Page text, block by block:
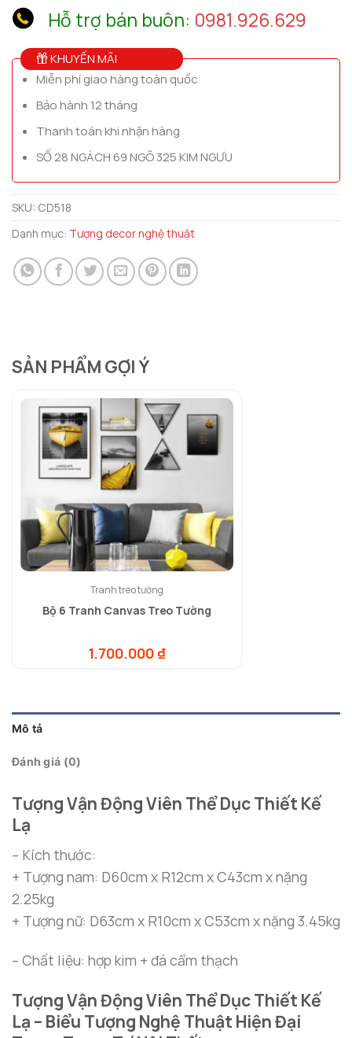
Hỗ trợ bán buôn: 0981.926.629
KHUYẾN MÃI
Miễn phí giao hàng toàn quốc
Bảo hành 12 tháng
Thanh toán khi nhận hàng
SỐ 28 NGÁCH 69 NGÕ 325 KIM NGƯU
SKU: CD518
Danh mục: Tượng decor nghệ thuật
SẢN PHẨM GỢI Ý
Tranh treo tường
Bộ 6 Tranh Canvas Treo Tường
1.700.000₫
Mô tả
Đánh giá (0)
Tượng Vận Động Viên Thể Dục Thiết Kế
Lạ
– Kích thước:
+ Tượng nam: D60cm x R12cm x C43cm x nặng
2.25kg
+ Tượng nữ: D63cm x R10cm x C53cm x nặng 3.45kg
– Chất liệu: hợp kim + đá cẩm thạch
Tượng Vận Động Viên Thể Dục Thiết Kế
Lạ – Biểu Tượng Nghệ Thuật Hiện Đại